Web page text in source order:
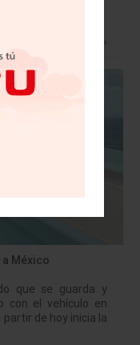
Leer más »
México
que se guarda y
con el vehículo en
de hoy inicia la